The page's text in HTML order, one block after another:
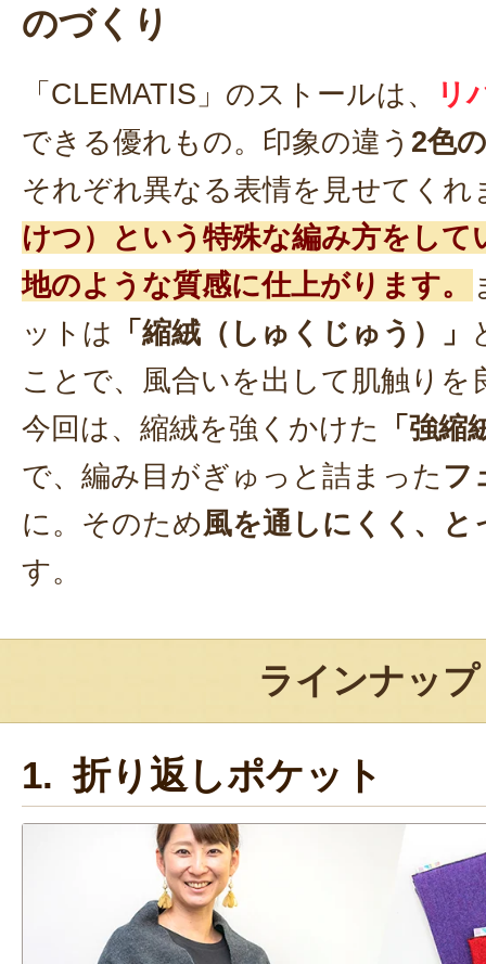
のづくり
「CLEMATIS」のストールは、
リ
できる優れもの。印象の違う 2色
それぞれ異なる表情を見せてくれ
けつ）という特殊な編み方をして
地のような質感に仕上がります。
ットは 「縮絨（しゅくじゅう）」
ことで、風合いを出して肌触りを
今回は、縮絨を強くかけた
「強縮
で、編み目がぎゅっと詰まった フ
に。そのため風を通しにくく、と
す。
ラインナップ
1. 折り返しポケット